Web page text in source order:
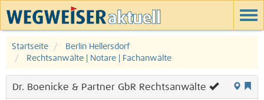
Startseite
Berlin Hellersdorf
Rechtsanwälte | Notare | Fachanwälte
Dr. Boenicke & Partner GbR Rechtsanwälte